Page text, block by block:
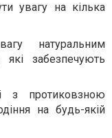
увагу на кілька
натуральним
забезпечують
з протиковзною
на будь-якій